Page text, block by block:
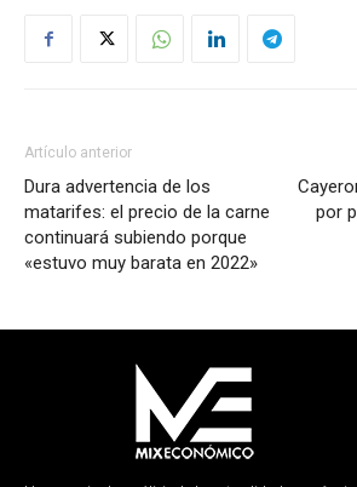
Artículo anterior
Dura advertencia de los
matarifes: el precio de la carne
continuará subiendo porque
«estuvo muy barata en 2022»
por